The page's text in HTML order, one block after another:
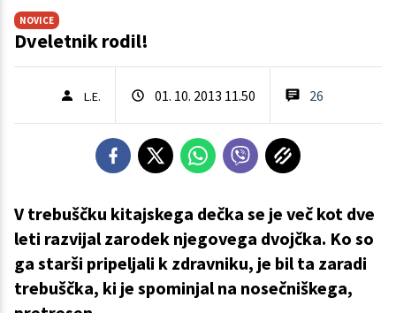
NOVICE
Dveletnik rodil!
L.E. 01. 10. 2013 11.50 26
V trebuščku kitajskega dečka se je več kot dve
leti razvijal zarodek njegovega dvojčka. Ko so
ga starši pripeljali k zdravniku, je bil ta zaradi
trebuščka, ki je spominjal na nosečniškega,